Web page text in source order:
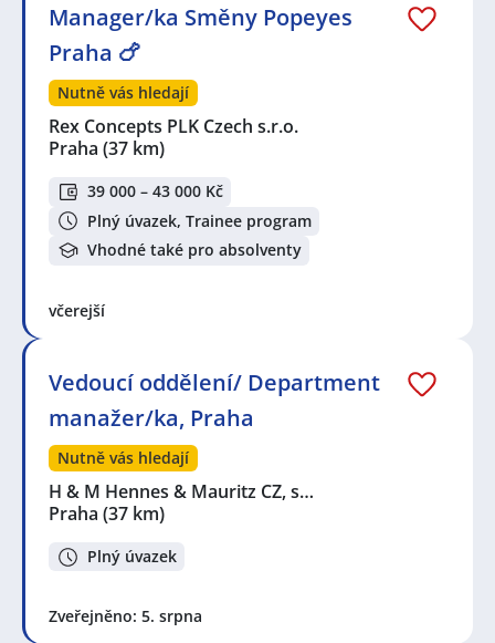
Manager/ka Směny Popeyes
Praha 🍗
Nutně vás hledají
Rex Concepts PLK Czech s.r.o.
Praha (37 km)
39 000 – 43 000 Kč
Plný úvazek, Trainee program
Vhodné také pro absolventy
včerejší
Vedoucí oddělení/ Department
manažer/ka, Praha
Nutně vás hledají
H & M Hennes & Mauritz CZ, s…
Praha (37 km)
Plný úvazek
Zveřejněno: 5. srpna